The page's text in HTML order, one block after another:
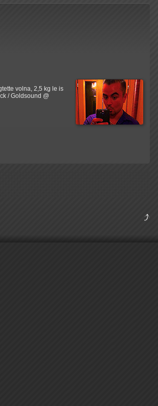
volna, 2,5 kg le is
/ Goldsound @